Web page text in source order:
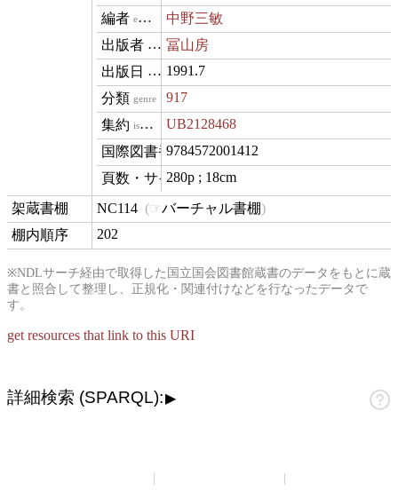
editor 中野三敏
publisher冨山房
datePublished
1991.7
genre 917
isVariantOf UB2128468
isbn
9784572001412
materialExtent
280p ; 18cm
contentLocation
NC114 バーチャル書棚
position202
※NDLサーチ経由で取得した国立国会図書館蔵書のデータをもとに蔵
書と照合して整理し、正規化・関連付けなどを行なったデータで
す。
get resources that link to this URI
詳細検索 (SPARQL):▶